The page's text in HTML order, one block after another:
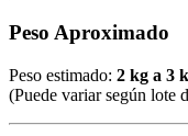
Peso Aproximado
Peso estimado: 2 kg a 3
(Puede variar según lote